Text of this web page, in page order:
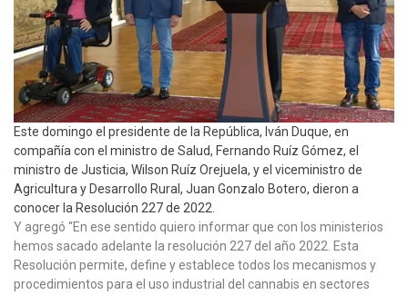
Este domingo el presidente de la República, Iván Duque, en
compañía con el ministro de Salud, Fernando Ruíz Gómez, el
ministro de Justicia, Wilson Ruíz Orejuela, y el viceministro de
Agricultura y Desarrollo Rural, Juan Gonzalo Botero, dieron a
conocer la Resolución 227 de 2022.
Y agregó “En ese sentido quiero informar que con los ministerios
hemos sacado adelante la resolución 227 del año 2022. Esta
Resolución permite, define y establece todos los mecanismos y
procedimientos para el uso industrial del cannabis en sectores